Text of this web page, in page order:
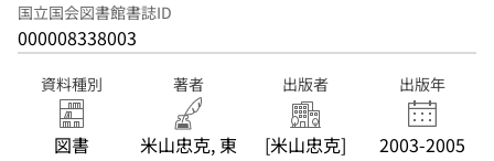
国立国会図書館書誌ID
000008338003
資料種別
図書
著者
米山忠克, 東
出版者
[米山忠克]
出版年
2003-2005